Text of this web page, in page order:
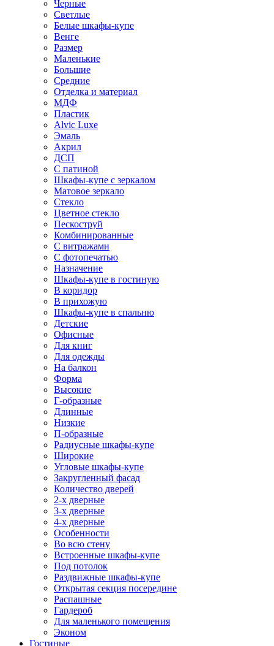
Черные
Светлые
Белые шкафы-купе
Венге
Размер
Маленькие
Большие
Средние
Отделка и материал
МДФ
Пластик
Alvic Luxe
Эмаль
Акрил
ДСП
С патиной
Шкафы-купе с зеркалом
Матовое зеркало
Стекло
Цветное стекло
Пескоструй
Комбинированные
С витражами
С фотопечатью
Назначение
Шкафы-купе в гостиную
В коридор
В прихожую
Шкафы-купе в спальню
Детские
Офисные
Для книг
Для одежды
На балкон
Форма
Высокие
Г-образные
Длинные
Низкие
П-образные
Радиусные шкафы-купе
Широкие
Угловые шкафы-купе
Закругленный фасад
Количество дверей
2-х дверные
3-х дверные
4-х дверные
Особенности
Во всю стену
Встроенные шкафы-купе
Под потолок
Раздвижные шкафы-купе
Открытая секция посередине
Распашные
Гардероб
Для маленького помещения
Эконом
Гостиные